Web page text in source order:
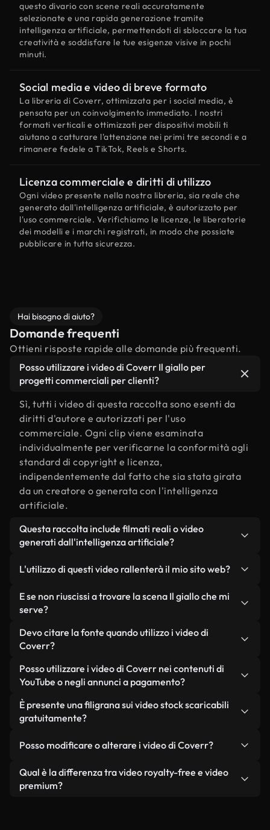
questo divario con scene reali accuratamente
selezionate e una rapida generazione tramite
intelligenza artificiale, permettendoti di sbloccare la tua
creatività e soddisfare le tue esigenze visive in pochi
minuti.
Social media e video di breve formato
La libreria di Coverr, ottimizzata per i social media, è
pensata per un coinvolgimento immediato. I nostri
formati verticali e ottimizzati per dispositivi mobili ti
aiutano a catturare l'attenzione nei primi tre secondi e a
rimanere fedele a TikTok, Reels e Shorts.
Licenza commerciale e diritti di utilizzo
Ogni video presente nella nostra libreria, sia reale che
generato dall'intelligenza artificiale, è autorizzato per
l'uso commerciale. Verifichiamo le licenze, le liberatorie
dei modelli e i marchi registrati, in modo che possiate
pubblicare in tutta sicurezza.
Hai bisogno di aiuto?
Domande frequenti
Ottieni risposte rapide alle domande più frequenti.
Posso utilizzare i video di Coverr Il giallo per
progetti commerciali per clienti?
Sì, tutti i video di questa raccolta sono esenti da
diritti d'autore e autorizzati per l'uso
commerciale. Ogni clip viene esaminata
individualmente per verificarne la conformità agli
standard di copyright e licenza,
indipendentemente dal fatto che sia stata girata
da un creatore o generata con l'intelligenza
artificiale.
Questa raccolta include filmati reali o video
generati dall'intelligenza artificiale?
da filmati reali, girati da persone, relativi a Il
giallo, e da video generati dall'intelligenza
artificiale. Ogni video è chiaramente etichettato,
L'utilizzo di questi video rallenterà il mio sito web?
Non se scegli le nostre versioni ottimizzate.
Offriamo formati leggeri e pronti per il web,
mantengono alta la qualità, riducono al minimo i
tempi di caricamento e migliorano parametri
come LCP.
E se non riuscissi a trovare la scena Il giallo che mi
serve?
Puoi crearne uno all'istante utilizzando Coverr AI
Studio. Ti basta descrivere la scena, ad esempio "Il
secondi un video personalizzato in conformità con
i nostri standard di licenza.
Devo citare la fonte quando utilizzo i video di
Coverr?
Non è richiesto alcun riconoscimento dell'autore.
Tutti i video presenti nella nostra libreria sono
senza citare il creatore, sebbene sia sempre
gradito.
Posso utilizzare i video di Coverr nei contenuti di
YouTube o negli annunci a pagamento?
Sì. Tutti i filmati di Coverr possono essere utilizzati
in video monetizzati su YouTube, promozioni sui
condizione che non si rivendano o ridistribuiscano
È presente una filigrana sui video stock scaricabili
gratuitamente?
reali o generati dall'intelligenza artificiale, include
filigrane. Avrai a disposizione filmati puliti e pronti
all'uso.
Posso modificare o alterare i video di Coverr?
Sì. Siete liberi di tagliare, ritagliare o remixare i
nostri video. Assicuratevi solo che il prodotto
Qual è la differenza tra video royalty-free e video
premium?